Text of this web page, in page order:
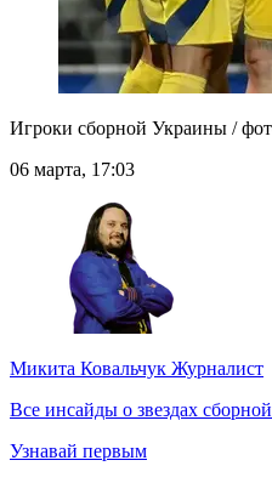
Игроки сборной Украины /
06 марта, 17:03
Микита Ковальчук Журналист
Все инсайды о звездах
Узнавай первым